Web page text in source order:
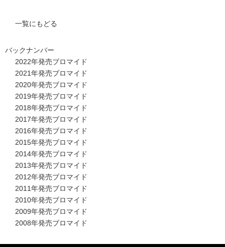
一覧にもどる
バックナンバー
2022年発売ブロマイド
2021年発売ブロマイド
2020年発売ブロマイド
2019年発売ブロマイド
2018年発売ブロマイド
2017年発売ブロマイド
2016年発売ブロマイド
2015年発売ブロマイド
2014年発売ブロマイド
2013年発売ブロマイド
2012年発売ブロマイド
2011年発売ブロマイド
2010年発売ブロマイド
2009年発売ブロマイド
2008年発売ブロマイド
宝塚歌劇公式ホームページ